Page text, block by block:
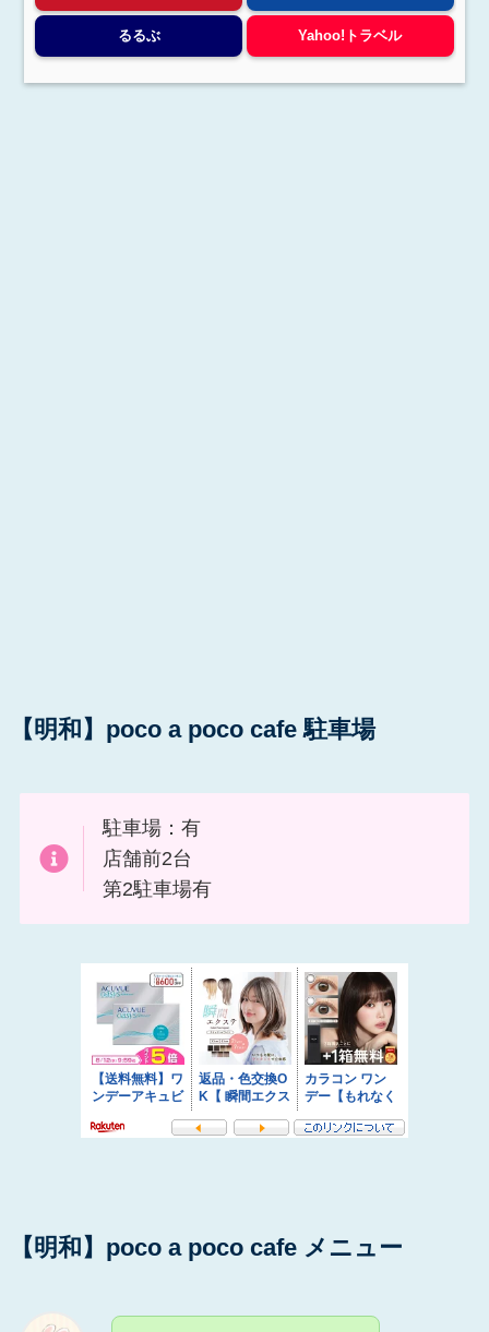
るるぶ Yahoo!トラベル
【明和】poco a poco cafe 駐車場
駐車場：有
店舗前2台
第2駐車場有
【明和】poco a poco cafe メニュー